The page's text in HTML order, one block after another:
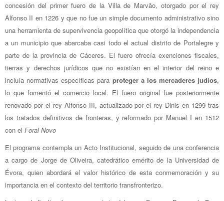
concesión del primer fuero de la Villa de Marvão, otorgado por el rey
Alfonso II en 1226 y que no fue un simple documento administrativo sino
una herramienta de supervivencia geopolítica que otorgó la independencia
a un municipio que abarcaba casi todo el actual distrito de Portalegre y
parte de la provincia de Cáceres. El fuero ofrecía exenciones fiscales,
tierras y derechos jurídicos que no existían en el interior del reino e
incluía normativas específicas para proteger a los mercaderes judíos,
lo que fomentó el comercio local. El fuero original fue posteriormente
renovado por el rey Alfonso III, actualizado por el rey Dinis en 1299 tras
los tratados definitivos de fronteras, y reformado por Manuel I en 1512
con el Foral Novo
El programa contempla un Acto Institucional, seguido de una conferencia
a cargo de Jorge de Oliveira, catedrático emérito de la Universidad de
Évora, quien abordará el valor histórico de esta conmemoración y su
importancia en el contexto del territorio transfronterizo.